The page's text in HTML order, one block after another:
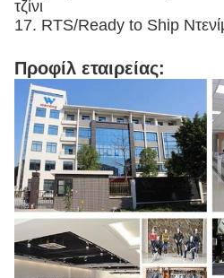
τζίνι
17. RTS/Ready to Ship
Προφίλ εταιρείας: